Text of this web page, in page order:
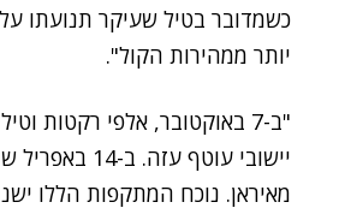
כשמדובר בטיל שעיקר תנועתו
יותר ממהירות הקול".
"ב-7 באוקטובר, אלפי רקטות
מאיראן. נוכח המתקפות הללו